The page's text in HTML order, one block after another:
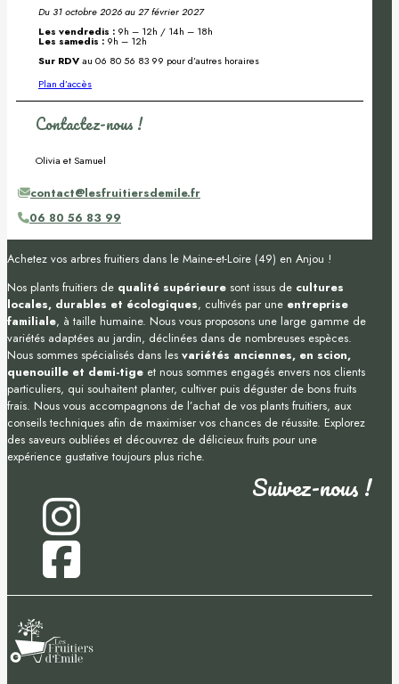
Du 31 octobre 2026 au 27 février 2027
Les vendredis : 9h – 12h / 14h – 18h
Les samedis : 9h – 12h
Sur RDVau 06 80 56 83 99 pour d’autres horaires
Plan d’accès
Contactez-nous !
Olivia et Samuel
contact@lesfruitiersdemile.fr
06 80 56 83 99
Achetez vos arbres fruitiers dans le Maine-et-Loire (49) en Anjou !
Nos plants fruitiers de qualité supérieure sont issus de cultures
locales, durables et écologiques, cultivés par une entreprise
familiale, à taille humaine. Nous vous proposons une large gamme de
variétés adaptées au jardin, déclinées dans de nombreuses espèces.
Nous sommes spécialisés dans les variétés anciennes, en scion,
quenouille et demi-tige et nous sommes engagés envers nos clients
particuliers, qui souhaitent planter, cultiver puis déguster de bons fruits
frais. Nous vous accompagnons de l’achat de vos plants fruitiers, aux
conseils techniques afin de maximiser vos chances de réussite. Explorez
des saveurs oubliées et découvrez de délicieux fruits pour une
expérience gustative toujours plus riche.
Suivez-nous !